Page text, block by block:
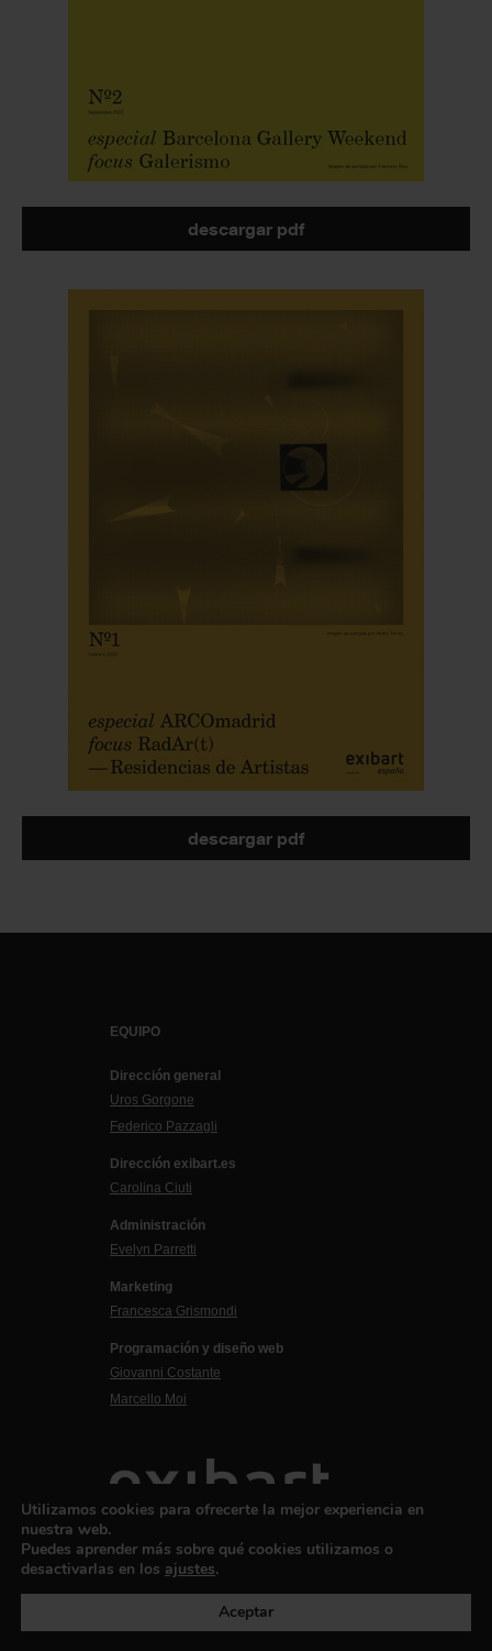
descargar pdf
descargar pdf
EQUIPO
Dirección general
Uros Gorgone
Federico Pazzagli
Dirección exibart.es
Carolina Ciuti
Administración
Evelyn Parretti
Marketing
Francesca Grismondi
Programación y diseño web
Giovanni Costante
Marcello Moi
EXIBART SPAIN, S.L.U.
AVINGUDA ROMA, 12
Utilizamos cookies para ofrecerte la mejor experiencia en
nuestra web.
Puedes aprender más sobre qué cookies utilizamos o
desactivarlas en los ajustes.
Aceptar